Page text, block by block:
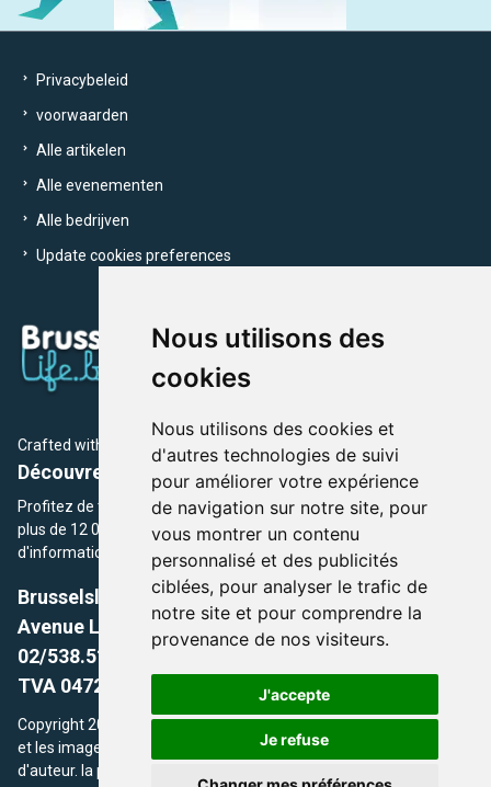
Nous utilisons des
cookies
Nous utilisons des cookies et
d'autres technologies de suivi
pour améliorer votre expérience
de navigation sur notre site, pour
vous montrer un contenu
personnalisé et des publicités
ciblées, pour analyser le trafic de
notre site et pour comprendre la
provenance de nos visiteurs.
J'accepte
Je refuse
Privacybeleid
voorwaarden
Alle artikelen
Alle evenementen
Alle bedrijven
Update cookies preferences
Crafted with by Brusselslife Team
Découvrez plus de 12 000 adresses et événements
Profitez de toutes les sections de BrusselsLife.be et découvrez
plus de 12 000 adresses et un grand choix d'événements,
d'informations et de conseils et astuces de notre écriture.
Brusselslife.be
Avenue Louise, 500 -1050 Ixelles, Brussels,
02/538.51.49.
TVA 0472.281.221
Copyright 2026 © Brusselslife.be Tous droits réservés. Le contenu
et les images utilisés sur ce site sont protégés par le droit
d'auteur. la propriétaires respectifs.